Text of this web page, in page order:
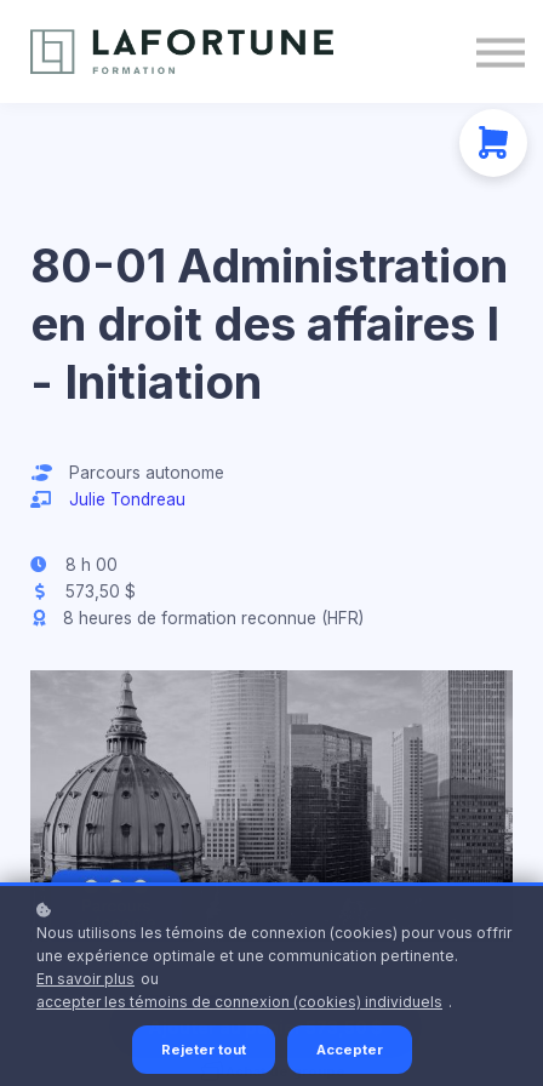
À propos
80-01 Administration
en droit des affaires I
- Initiation
Parcours autonome
Julie Tondreau
8 h 00
573,50 $
8 heures de formation reconnue (HFR)
Ajouter au panier573,50 $
Achat de groupe
Nous utilisons les témoins de connexion (cookies) pour vous offrir
une expérience optimale et une communication pertinente.
En savoir plus ou
accepter les témoins de connexion (cookies) individuels .
Rejeter tout Accepter